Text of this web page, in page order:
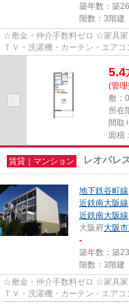
築年数：築
階数：3階建
☆敷金・仲介手数料ゼロ ☆家具家
ＴＶ・洗濯機・カーテン・エア
5.4
(管
敷：
所在
間取
面積
賃貸｜マンション レオパレ
地下鉄谷町線
近鉄南大阪線
近鉄南大阪線
大阪府大阪
-
築年数：築
階数：3階建
☆敷金・仲介手数料ゼロ ☆家具家
ＴＶ・洗濯機・カーテン・エア